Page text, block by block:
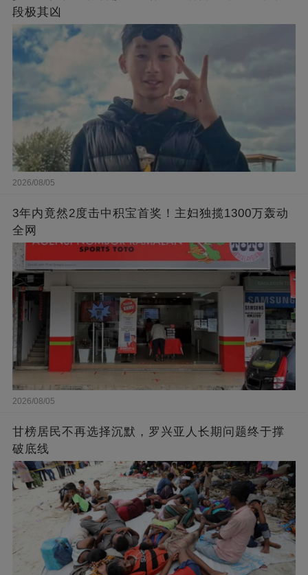
段极其凶
2026/08/05
3年内竟然2度击中积宝首奖！主妇独揽1300万轰动
全网
2026/08/05
甘榜居民不再选择沉默，罗兴亚人长期问题终于撑
破底线